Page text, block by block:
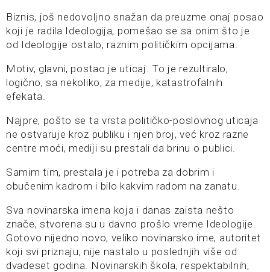
Biznis, još nedovoljno snažan da preuzme onaj posao
koji je radila Ideologija, pomešao se sa onim što je
od Ideologije ostalo, raznim političkim opcijama.
Motiv, glavni, postao je uticaj. To je rezultiralo,
logično, sa nekoliko, za medije, katastrofalnih
efekata.
Najpre, pošto se ta vrsta političko-poslovnog uticaja
ne ostvaruje kroz publiku i njen broj, već kroz razne
centre moći, mediji su prestali da brinu o publici.
Samim tim, prestala je i potreba za dobrim i
obučenim kadrom i bilo kakvim radom na zanatu.
Sva novinarska imena koja i danas zaista nešto
znače, stvorena su u davno prošlo vreme Ideologije.
Gotovo nijedno novo, veliko novinarsko ime, autoritet
koji svi priznaju, nije nastalo u poslednjih više od
dvadeset godina. Novinarskih škola, respektabilnih,